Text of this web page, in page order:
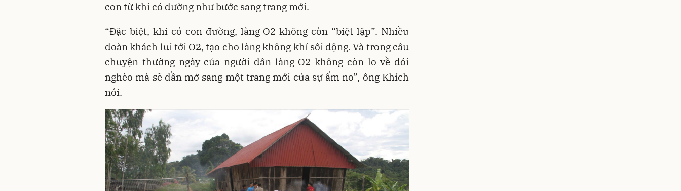
con từ khi có đường như bước sang trang mới.
“Đặc biệt, khi có con đường, làng O2 không còn “biệt lập”. Nhiều
đoàn khách lui tới O2, tạo cho làng không khí sôi động. Và trong câu
chuyện thường ngày của người dân làng O2 không còn lo về đói
nghèo mà sẽ dần mở sang một trang mới của sự ấm no”, ông Khích
nói.